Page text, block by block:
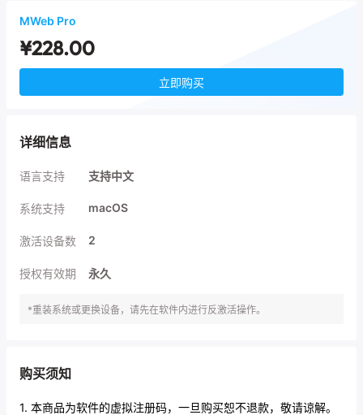
MWeb Pro
¥228.00
立即购买
详细信息
语言支持 支持中文
系统支持 macOS
激活设备数 2
授权有效期 永久
*重装系统或更换设备，请先在软件内进行反激活操作。
购买须知
1. 本商品为软件的虚拟注册码，一旦购买恕不退款，敬请谅解。